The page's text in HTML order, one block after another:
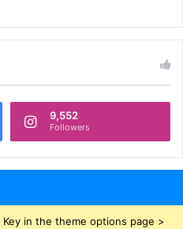
9,552
Followers
in the theme options page >